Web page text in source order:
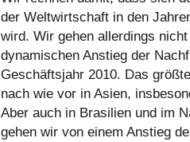
der Weltwirtschaft in den
wird. Wir gehen allerdings
dynamischen Anstieg der
Geschäftsjahr 2010. Das
nach wie vor in Asien,
Aber auch in Brasilien und im
gehen wir von einem Anstieg